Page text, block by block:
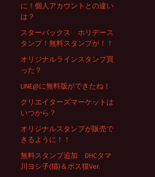
に！個人アカウントとの違い
は？
スターバックス ホリデース
タンプ！無料スタンプが！！
オリジナルラインスタンプ買
った？
LINE@に無料版ができたね！
クリエイターズマーケットは
いつから？
オリジナルスタンプが販売で
きるように！！
無料スタンプ追加 DHCタマ
川ヨシ子(猫)＆ボス猫Ver.